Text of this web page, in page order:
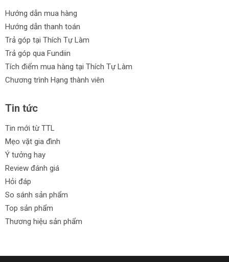
Hướng dẫn mua hàng
Hướng dẫn thanh toán
Trả góp tại Thích Tự Làm
Trả góp qua Fundiin
Tích điểm mua hàng tại Thích Tự Làm
Chương trình Hạng thành viên
Tin tức
Tin mới từ TTL
Mẹo vặt gia đình
Ý tưởng hay
Review đánh giá
Hỏi đáp
So sánh sản phẩm
Top sản phẩm
Thương hiệu sản phẩm